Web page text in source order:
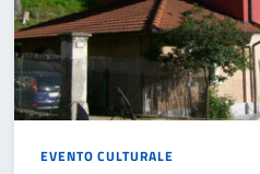
EVENTO CULTURALE